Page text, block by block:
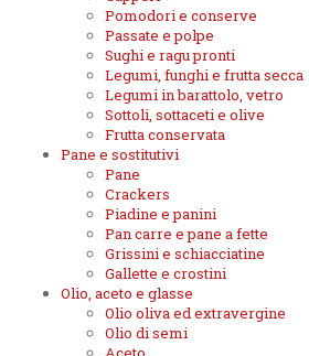
Pomodori e conserve
Passate e polpe
Sughi e ragu pronti
Legumi, funghi e frutta secca
Legumi in barattolo, vetro
Sottoli, sottaceti e olive
Frutta conservata
Pane e sostitutivi
Pane
Crackers
Piadine e panini
Pan carre e pane a fette
Grissini e schiacciatine
Gallette e crostini
Olio, aceto e glasse
Olio oliva ed extravergine
Olio di semi